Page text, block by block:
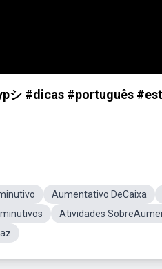
シ #dicas #português
Aumentativo DeCaixa
Atividades